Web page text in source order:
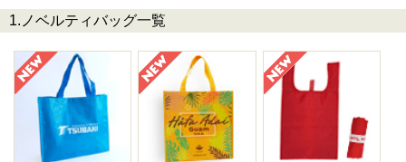
1.ノベルティバッグ一覧